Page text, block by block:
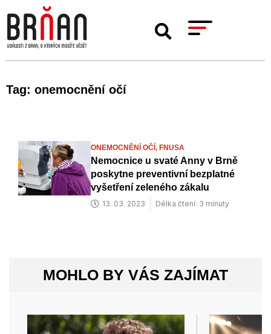
Tag: onemocnění očí
ONEMOCNĚNÍ OČÍ, FNUSA
Nemocnice u svaté Anny v Brně
poskytne preventivní bezplatné
vyšetření zeleného zákalu
13. 03. 2023 Délka čtení: 3 minuty
MOHLO BY VÁS ZAJÍMAT